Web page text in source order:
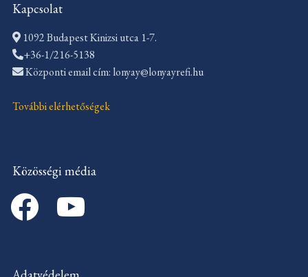
Kapcsolat
1092 Budapest Kinizsi utca 1-7.
+36-1/216-5138
Központi email cím: lonyay@lonyayrefi.hu
További elérhetőségek
Közösségi média
facebook youtube